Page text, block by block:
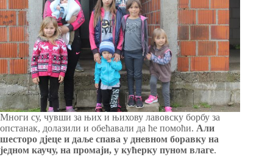
Многи су, чувши за њих и њихову лавовску борбу за
опстанак, долазили и обећавали да ће помоћи. Али
шесторо дјеце и даље спава у дневном боравку на
једном каучу, на промаји, у кућерку пуном влаге.